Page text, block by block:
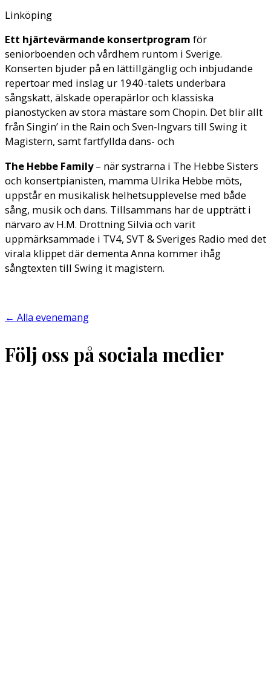
Linköping
Ett hjärtevärmande konsertprogram för
seniorboenden och vårdhem runtom i Sverige.
Konserten bjuder på en lättillgänglig och inbjudande
repertoar med inslag ur 1940-talets underbara
sångskatt, älskade operapärlor och klassiska
pianostycken av stora mästare som Chopin. Det blir allt
från Singin’ in the Rain och Sven-Ingvars till Swing it
Magistern, samt fartfyllda dans- och
The Hebbe Family– när systrarna i The Hebbe Sisters
och konsertpianisten, mamma Ulrika Hebbe möts,
uppstår en musikalisk helhetsupplevelse med både
sång, musik och dans. Tillsammans har de uppträtt i
närvaro av H.M. Drottning Silvia och varit
uppmärksammade i TV4, SVT & Sveriges Radio med det
virala klippet där dementa Anna kommer ihåg
sångtexten till Swing it magistern.
← Alla evenemang
Följ oss på sociala medier